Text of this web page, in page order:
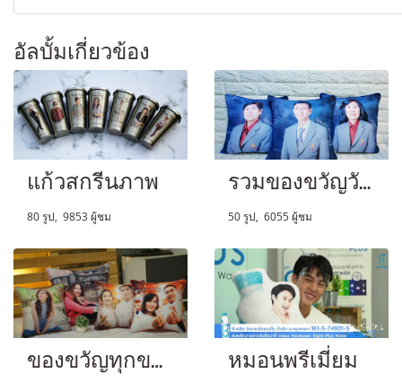
อัลบั้มเกี่ยวข้อง
แก้วสกรีนภาพ
80 รูป, 9853 ผู้ชม
รวมของขวัญวันเกษียณ
50 รูป, 6055 ผู้ชม
ของขวัญทุกขนาด หมอนพรีเมี่ยม